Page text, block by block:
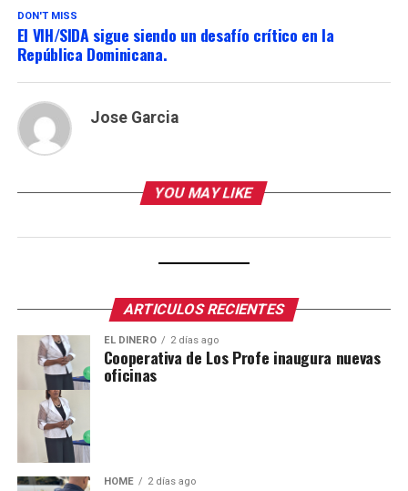
DON'T MISS
El VIH/SIDA sigue siendo un desafío crítico en la
República Dominicana.
Jose Garcia
YOU MAY LIKE
ARTICULOS RECIENTES
EL DINERO 2 días ago
Cooperativa de Los Profe inaugura nuevas
oficinas
HOME 2 días ago